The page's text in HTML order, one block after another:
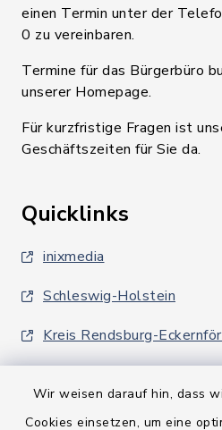
Wir weisen darauf hin, dass
Cookies einsetzen, um eine
einen Termin unter der
0 zu vereinbaren.
Termine für das Bürgerbüro
unserer Homepage.
Für kurzfristige Fragen ist
Geschäftszeiten für Sie da.
Quicklinks
inixmedia
Schleswig-Holstein
Kreis Rendsburg-